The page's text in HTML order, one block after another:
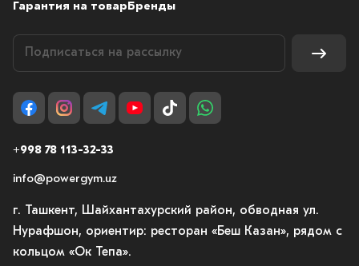
Гарантия на товарБренды
+998 78 113-32-33
info@powergym.uz
г. Ташкент, Шайхантахурский район, обводная ул.
Нурафшон, ориентир: ресторан «Беш Казан», рядом с
кольцом «Ок Тепа».